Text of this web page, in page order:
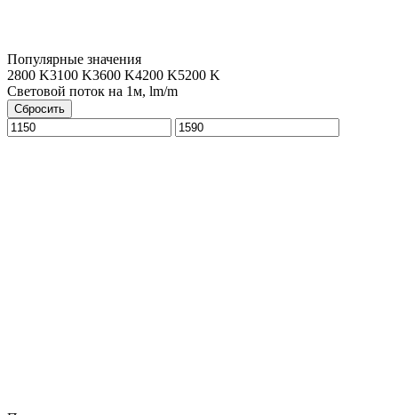
Популярные значения
2800 K3100 K3600 K4200 K5200 K
Световой поток на 1м, lm/m
Сбросить